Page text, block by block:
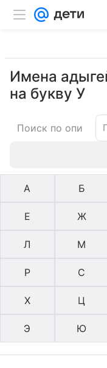
Имена
на букву У
А Б
Е Ж
Л М
Р С
Х Ц
Э Ю